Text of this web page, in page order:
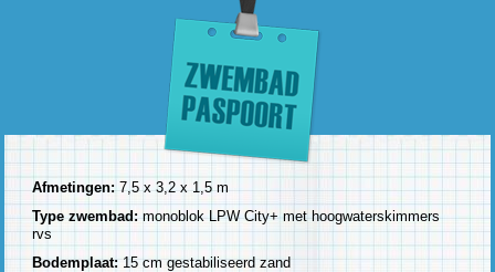
Afmetingen:7,5 x 3,2 x 1,5 m
Type zwembad:monoblok LPW City+ met hoogwaterskimmers
rvs
Bodemplaat:15 cm gestabiliseerd zand